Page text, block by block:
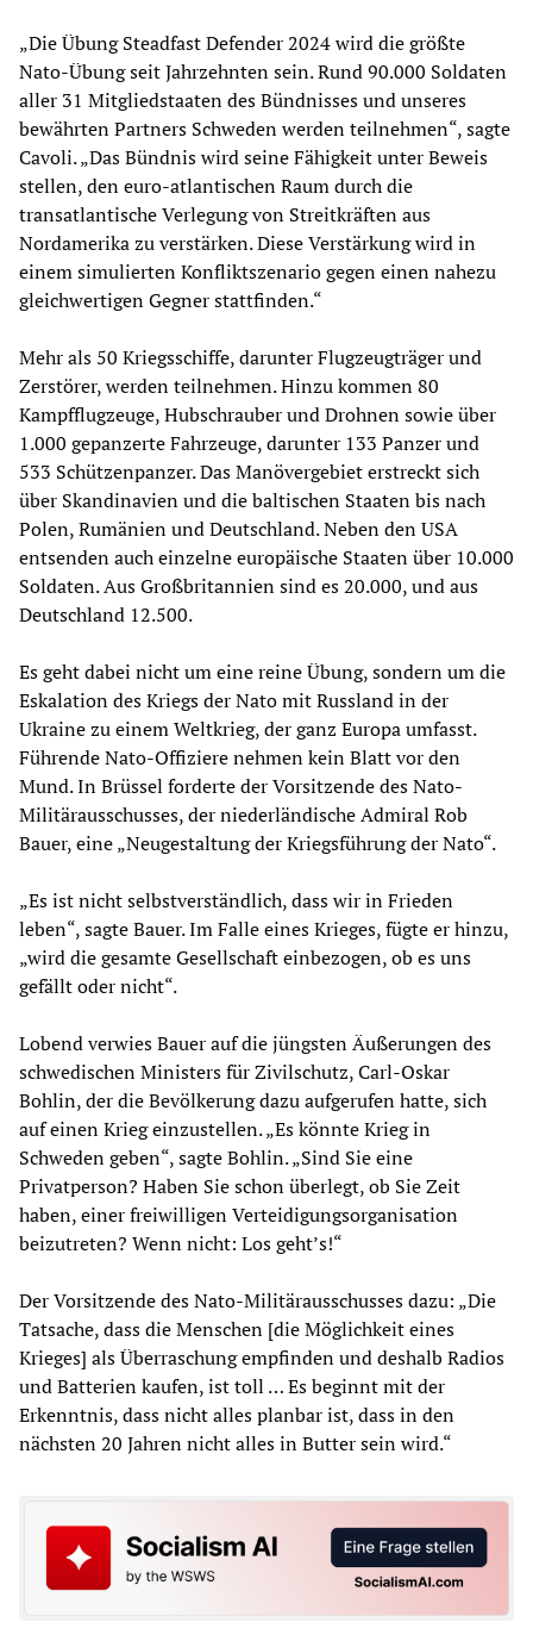
„Die Übung Steadfast Defender 2024 wird die größte
Nato-Übung seit Jahrzehnten sein. Rund 90.000 Soldaten
aller 31 Mitgliedstaaten des Bündnisses und unseres
bewährten Partners Schweden werden teilnehmen“, sagte
Cavoli. „Das Bündnis wird seine Fähigkeit unter Beweis
stellen, den euro-atlantischen Raum durch die
transatlantische Verlegung von Streitkräften aus
Nordamerika zu verstärken. Diese Verstärkung wird in
einem simulierten Konfliktszenario gegen einen nahezu
gleichwertigen Gegner stattfinden.“
Mehr als 50 Kriegsschiffe, darunter Flugzeugträger und
Zerstörer, werden teilnehmen. Hinzu kommen 80
Kampfflugzeuge, Hubschrauber und Drohnen sowie über
1.000 gepanzerte Fahrzeuge, darunter 133 Panzer und
533 Schützenpanzer. Das Manövergebiet erstreckt sich
über Skandinavien und die baltischen Staaten bis nach
Polen, Rumänien und Deutschland. Neben den USA
entsenden auch einzelne europäische Staaten über 10.000
Soldaten. Aus Großbritannien sind es 20.000, und aus
Deutschland 12.500.
Es geht dabei nicht um eine reine Übung, sondern um die
Eskalation des Kriegs der Nato mit Russland in der
Ukraine zu einem Weltkrieg, der ganz Europa umfasst.
Führende Nato-Offiziere nehmen kein Blatt vor den
Mund. In Brüssel forderte der Vorsitzende des Nato-
Militärausschusses, der niederländische Admiral Rob
Bauer, eine „Neugestaltung der Kriegsführung der Nato“.
„Es ist nicht selbstverständlich, dass wir in Frieden
leben“, sagte Bauer. Im Falle eines Krieges, fügte er hinzu,
„wird die gesamte Gesellschaft einbezogen, ob es uns
gefällt oder nicht“.
Lobend verwies Bauer auf die jüngsten Äußerungen des
schwedischen Ministers für Zivilschutz, Carl-Oskar
Bohlin, der die Bevölkerung dazu aufgerufen hatte, sich
auf einen Krieg einzustellen. „Es könnte Krieg in
Schweden geben“, sagte Bohlin. „Sind Sie eine
Privatperson? Haben Sie schon überlegt, ob Sie Zeit
haben, einer freiwilligen Verteidigungsorganisation
beizutreten? Wenn nicht: Los geht’s!“
Der Vorsitzende des Nato-Militärausschusses dazu: „Die
Tatsache, dass die Menschen [die Möglichkeit eines
Krieges] als Überraschung empfinden und deshalb Radios
und Batterien kaufen, ist toll … Es beginnt mit der
Erkenntnis, dass nicht alles planbar ist, dass in den
nächsten 20 Jahren nicht alles in Butter sein wird.“